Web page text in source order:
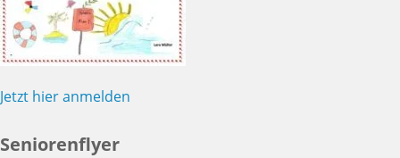
Jetzt hier anmelden
Seniorenflyer